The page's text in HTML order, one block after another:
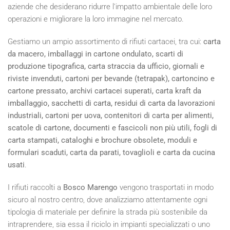
aziende che desiderano ridurre l'impatto ambientale delle loro
operazioni e migliorare la loro immagine nel mercato.
Gestiamo un ampio assortimento di rifiuti cartacei, tra cui: carta
da macero, imballaggi in cartone ondulato, scarti di
produzione tipografica, carta straccia da ufficio, giornali e
riviste invenduti, cartoni per bevande (tetrapak), cartoncino e
cartone pressato, archivi cartacei superati, carta kraft da
imballaggio, sacchetti di carta, residui di carta da lavorazioni
industriali, cartoni per uova, contenitori di carta per alimenti,
scatole di cartone, documenti e fascicoli non più utili, fogli di
carta stampati, cataloghi e brochure obsolete, moduli e
formulari scaduti, carta da parati, tovaglioli e carta da cucina
usati.
I rifiuti raccolti a Bosco Marengo vengono trasportati in modo
sicuro al nostro centro, dove analizziamo attentamente ogni
tipologia di materiale per definire la strada più sostenibile da
intraprendere, sia essa il riciclo in impianti specializzati o uno